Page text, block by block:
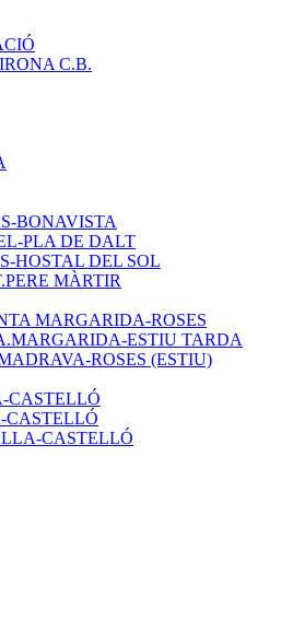
C.B.
BONAVISTA
PLA DE DALT
HOSTAL DEL SOL
MÀRTIR
MARGARIDA-ROSES
ESTIU TARDA
ROSES (ESTIU)
CASTELLÓ
CASTELLÓ